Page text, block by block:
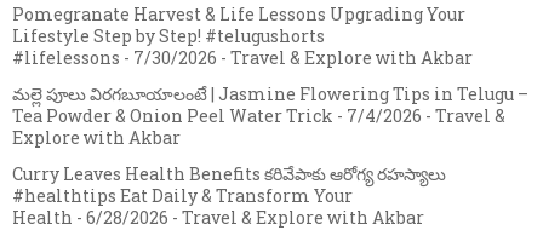
Pomegranate Harvest & Life Lessons Upgrading Your
Lifestyle Step by Step! #telugushorts
#lifelessons - 7/30/2026 - Travel & Explore with Akbar
మల్లె పూలు విరగబూయాలంటే | Jasmine Flowering Tips in Telugu –
Tea Powder & Onion Peel Water Trick - 7/4/2026 - Travel &
Explore with Akbar
Curry Leaves Health Benefits కరివేపాకు ఆరోగ్య రహస్యాలు
#healthtips Eat Daily & Transform Your
Health - 6/28/2026 - Travel & Explore with Akbar